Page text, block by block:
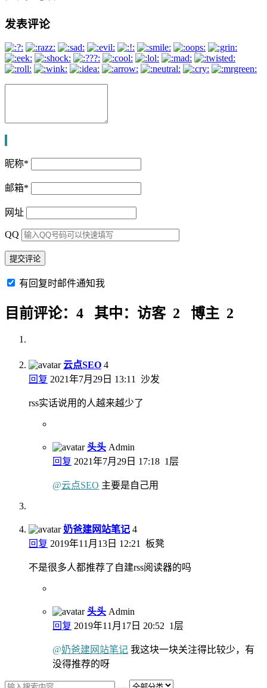
发表评论
昵称*
邮箱*
网址
QQ
有回复时邮件通知我
目前评论：4 其中：访客 2 博主 2
云点SEO 4
回复 2021年7月29日 13:11 沙发
rss实话说用的人越来越少了
头头 Admin
回复 2021年7月29日 17:18 1层
@云点SEO 主要是自己用
奶爸建网站笔记 4
回复 2019年11月13日 12:21 板凳
不是很多人都推荐了自建rss阅读器的吗
头头 Admin
回复 2019年11月17日 20:52 1层
@奶爸建网站笔记 我这块一块关注得比较少，有
没得推荐的呀